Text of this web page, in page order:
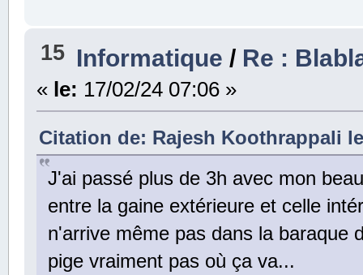
15 Informatique / Re :
« le: 17/02/24 07:06 »
Citation de: Rajesh Koothrappali le
J'ai passé plus de 3h avec mon
entre la gaine extérieure et celle
n'arrive même pas dans la baraque
pige vraiment pas où ça va...